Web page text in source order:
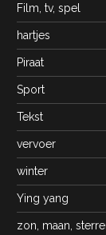
Film, tv, spel
hartjes
Piraat
Sport
Tekst
vervoer
winter
Ying yang
zon, maan,